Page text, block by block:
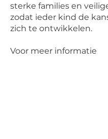
sterke families en
zodat ieder kind de
zich te ontwikkelen.
Voor meer informatie